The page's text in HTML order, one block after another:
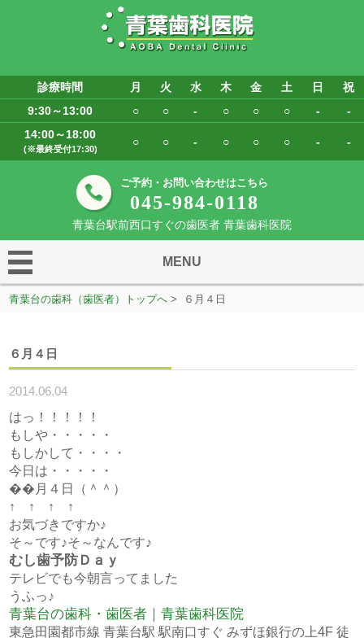
診療時間 月 火 水 木 金 土 日
祝
9:30～13:00
○ ○ - ○ ○ ○ -
-
14:00～18:00
(※最終受付17:30)
○ ○ - ○ ○ ○ - -
ご予約・お問い合わせはこちら
045-984-0118
青葉台駅前西口すぐの歯医者 青葉歯科医院
MENU
青葉台の歯科（歯医者）トップへ > ６月４日
６月４日
2014.06.04
はっ！！！！！
もしや・・・・・
もしかして・・・・
今日は・・・・・
��月４日（＾＾）
↑ ↑ ↑ ↑
お気づきですか♪
そ～です♪そ～なんです♪
むし歯予防Ｄａｙ
テレビでも今朝言ってました
うふっ♪
青葉台の歯科・歯医者｜青葉歯科医院
東急田園都市線 青葉台駅 駅南口すぐ みずほ銀行の上4F 徒